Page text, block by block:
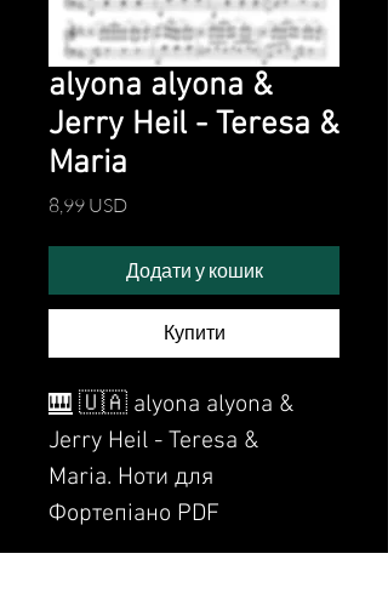
alyona alyona &
Jerry Heil - Teresa &
Maria
8,99 USDЦіна
Додати у кошик
Купити
🎹 🇺🇦 alyona alyona &
Jerry Heil - Teresa &
Maria. Ноти для
Фортепіано PDF